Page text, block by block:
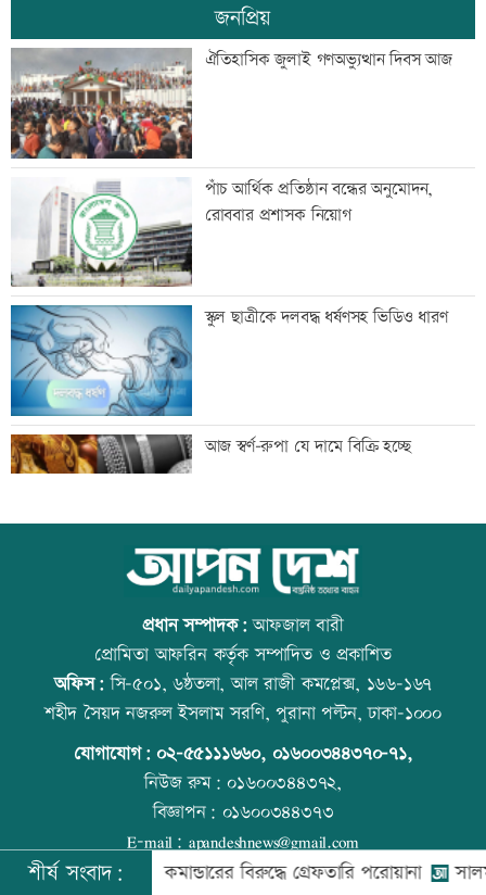
সৌদিতে সোফা কারখানায় ভয়াবহ আগুন, ১৬
বাংলাদেশি নিহত
এসএসসি-সমমানের ফল প্রকাশ আজ,
যেভাবে দেখবেন
দেশে আজকের স্বর্ণ-রুপার বাজারদর
ব্র্যাক ইউনিভার্সিটিতে বিশ্ব পরিবেশ-প্রকৃতি
সংরক্ষণ দিবস উদযাপন
বিএমএসএস গোল্ডেন অ্যাওয়ার্ড পেলেন
হাবিবুর রহমান
বৃক্ষমেলা শেষ, এখন মূল কাজ শুরু:
পরিবেশমন্ত্রী
চার আর্থিক প্রতিষ্ঠানকে অকার্যকর ঘোষণা
জনপ্রিয়
ঐতিহাসিক জুলাই গণঅভ্যুত্থান দিবস আজ
পাঁচ আর্থিক প্রতিষ্ঠান বন্ধের অনুমোদন,
রোববার প্রশাসক নিয়োগ
স্কুল ছাত্রীকে দলবদ্ধ ধর্ষণসহ ভিডিও ধারণ
আজ স্বর্ণ-রুপা যে দামে বিক্রি হচ্ছে
ইউএস-বাংলা এয়ারলাইন্সে নিয়োগ বিজ্ঞপ্তি
রাজধানীতে ট্রেনের ধাক্কায় শিক্ষার্থীসহ নিহত
আজ দেশে স্বর্ণের দাম বাড়ল নাকি কমলো
প্রধান সম্পাদক:আফজাল বারী
প্রোমিতা আফরিন কর্তৃক সম্পাদিত ও প্রকাশিত
অফিস:সি-৫০১, ৬ষ্ঠতলা, আল রাজী কমপ্লেক্স, ১৬৬-১৬৭
শহীদ সৈয়দ নজরুল ইসলাম সরণি, পুরানা পল্টন, ঢাকা-১০০০
যোগাযোগ: ০২-৫৫১১১৬৬০, ০১৬০০৩৪৪৩৭০-৭১,
নিউজ রুম:০১৬০০৩৪৪৩৭২,
বিজ্ঞাপন: ০১৬০০৩৪৪৩৭৩
E-mail: apandeshnews@gmail.com
শীর্ষ সংবাদ:
উইং কমান্ডারের বিরুদ্ধে গ্রেফতারি পরোয়ানা সালমান শাহ